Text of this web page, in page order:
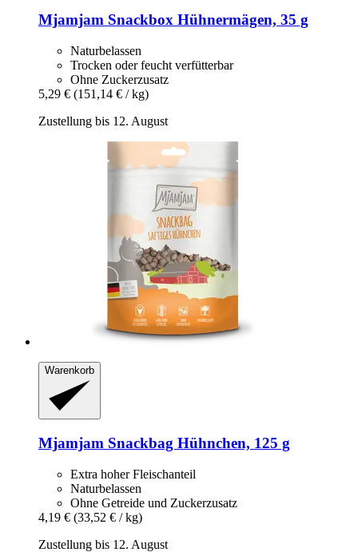
Mjamjam Snackbox Hühnermägen, 35 g
Naturbelassen
Trocken oder feucht verfütterbar
Ohne Zuckerzusatz
5,29 € (151,14 € / kg)
Zustellung bis 12. August
Warenkorb
Mjamjam Snackbag Hühnchen, 125 g
Extra hoher Fleischanteil
Naturbelassen
Ohne Getreide und Zuckerzusatz
4,19 € (33,52 € / kg)
Zustellung bis 12. August